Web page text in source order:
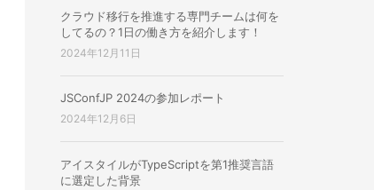
クラウド移行を推進する専門チームは何を
してるの？1日の働き方を紹介します！
2024年12月11日
JSConfJP 2024の参加レポート
2024年12月6日
アイスタイルがTypeScriptを第1推奨言語
に選定した背景